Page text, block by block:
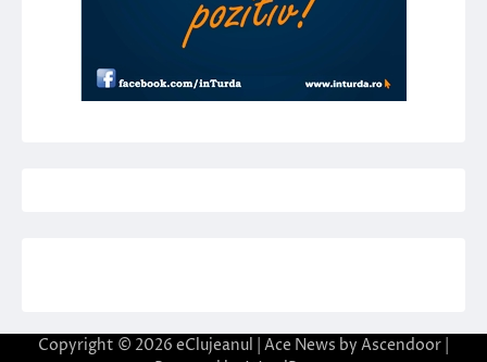
Copyright © 2026 eClujeanul | Ace News by Ascendoor